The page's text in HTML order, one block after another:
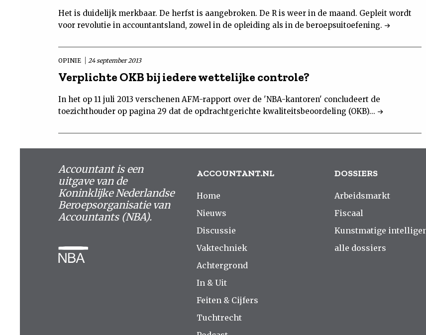
Het is duidelijk merkbaar. De herfst is aangebroken. De R is weer in de maand. Gepleit wordt
voor revolutie in accountantsland, zowel in de opleiding als in de beroepsuitoefening.
OPINIE 24 september 2013
Verplichte OKB bij iedere wettelijke controle?
In het op 11 juli 2013 verschenen AFM-rapport over de 'NBA-kantoren' concludeert de
toezichthouder op pagina 29 dat de opdrachtgerichte kwaliteitsbeoordeling (OKB)...
Accountant is een
uitgave van de
Koninklijke Nederlandse
Beroepsorganisatie van
Accountants (NBA).
ACCOUNTANT.NL
Home
Nieuws
Discussie
Vaktechniek
Achtergrond
In & Uit
Feiten & Cijfers
Tuchtrecht
DOSSIERS
Arbeidsmarkt
Fiscaal
Kunstmatige
alle dossiers